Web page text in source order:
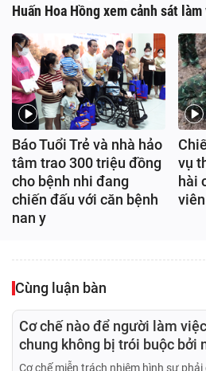
Huấn Hoa Hồng xem cảnh sát
Báo Tuổi Trẻ và nhà hảo
tâm trao 300 triệu đồng
cho bệnh nhi đang
chiến đấu với căn bệnh
nan y
vụ
hài
Cùng luận bàn
Cơ chế nào để người làm
chung không bị trói buộc bởi
Cơ chế miễn trách nhiệm hình sự phải